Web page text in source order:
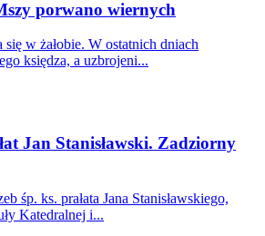
porwano wiernych
w żałobie. W ostatnich dniach
księdza, a uzbrojeni...
Jan Stanisławski. Zadziorny
śp. ks. prałata Jana Stanisławskiego,
Katedralnej i...